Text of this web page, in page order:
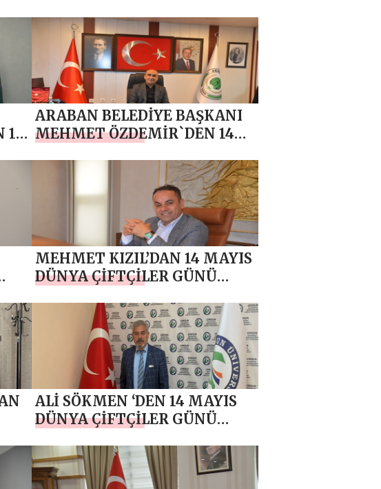
14
ARABAN BELEDİYE BAŞKANI
MEHMET ÖZDEMİR`DEN 14
GÜNÜ MESAJI
MEHMET KIZIL’DAN 14 MAYIS
DÜNYA ÇİFTÇİLER GÜNÜ
ALİ SÖKMEN ‘DEN 14 MAYIS
DÜNYA ÇİFTÇİLER GÜNÜ